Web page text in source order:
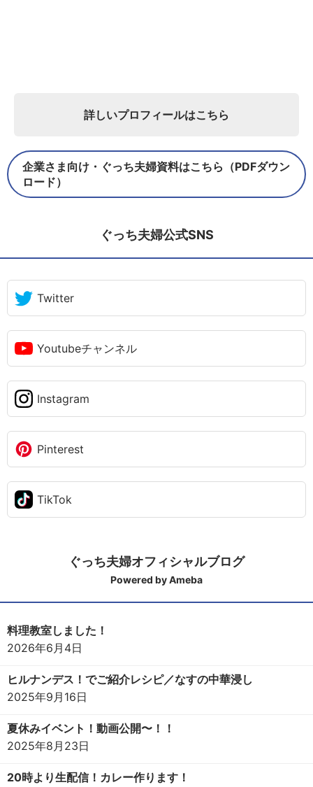
詳しいプロフィールはこちら
企業さま向け・ぐっち夫婦資料はこちら（PDFダウン
ロード）
ぐっち夫婦公式SNS
Twitter
Youtubeチャンネル
Instagram
Pinterest
TikTok
ぐっち夫婦オフィシャルブログ
Powered by Ameba
料理教室しました！
2026年6月4日
ヒルナンデス！でご紹介レシピ／なすの中華浸し
2025年9月16日
夏休みイベント！動画公開〜！！
2025年8月23日
20時より生配信！カレー作ります！